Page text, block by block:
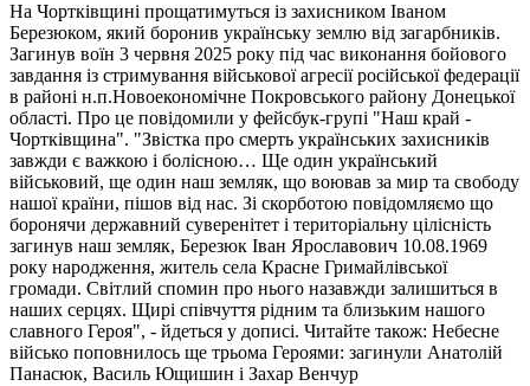
На Чортківщині прощатимуться із захисником Іваном
Березюком, який боронив українську землю від загарбників.
Загинув воїн 3 червня 2025 року під час виконання бойового
завдання із стримування військової агресії російської федерації
в районі н.п.Новоекономічне Покровського району Донецької
області. Про це повідомили у фейсбук-групі "Наш край -
Чортківщина". "Звістка про смерть українських захисників
завжди є важкою і болісною… Ще один український
військовий, ще один наш земляк, що воював за мир та свободу
нашої країни, пішов від нас. Зі скорботою повідомляємо що
боронячи державний суверенітет і територіальну цілісність
загинув наш земляк, Березюк Іван Ярославович 10.08.1969
року народження, житель села Красне Гримайлівської
громади. Світлий спомин про нього назавжди залишиться в
наших серцях. Щирі співчуття рідним та близьким нашого
славного Героя", - йдеться у дописі. Читайте також: Небесне
військо поповнилось ще трьома Героями: загинули Анатолій
Панасюк, Василь Ющишин і Захар Венчур